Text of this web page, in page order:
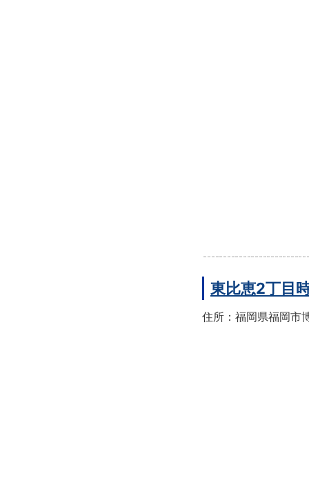
東比恵2丁目
住所：福岡県福岡市